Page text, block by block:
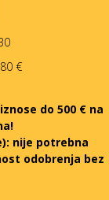
€
do 500 € na
nije potrebna
odobrenja bez